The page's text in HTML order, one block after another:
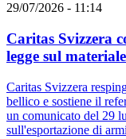
29/07/2026 - 11:14
Caritas Svizzera
legge sul
Caritas Svizzera
bellico e sostiene il
un comunicato del 29
sull'esportazione di